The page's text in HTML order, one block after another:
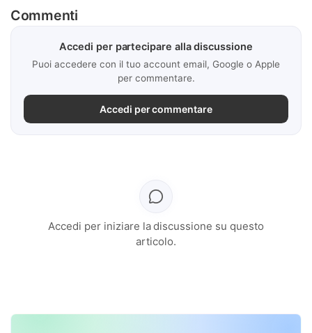
Commenti
Accedi per partecipare alla discussione
Puoi accedere con il tuo account email, Google o Apple
per commentare.
Accedi per commentare
Accedi per iniziare la discussione su questo
articolo.